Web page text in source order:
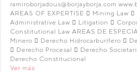
ramiroborjadous@borjayborja.com
AREAS OF EXPERTISE  Mining Law 
Administrative Law  Litigation 
Constitutional Law AREAS DE
Minero  Derecho Hidrocarburífero 
 Derecho Procesal  Derecho
Derecho Constitucional
Ver más